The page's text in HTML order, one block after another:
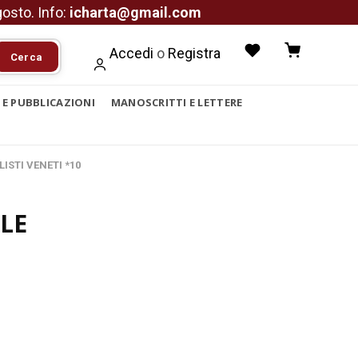
Info: icharta@gmail.com
Cerca Accedi o Registra
E PUBBLICAZIONI MANOSCRITTI E LETTERE
VENETI *10